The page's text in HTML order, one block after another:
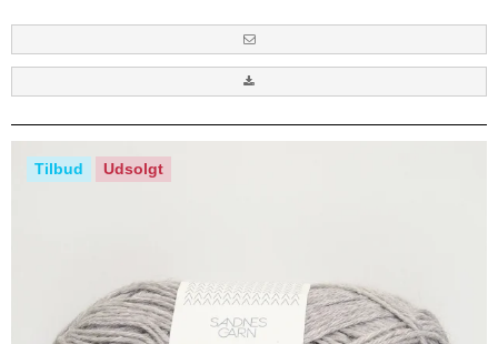
Tilbud Udsolgt